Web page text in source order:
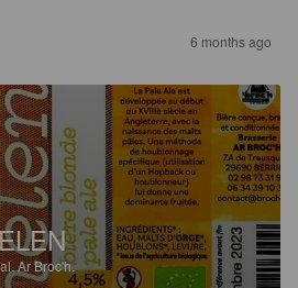
6 months ago
Ar Broc'h.